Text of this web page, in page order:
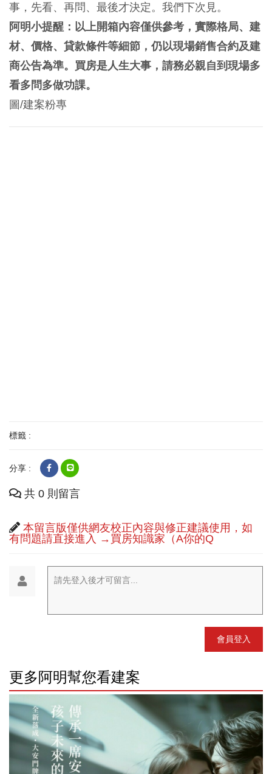
事，先看、再問、最後才決定。我們下次見。
阿明小提醒：以上開箱內容僅供參考，實際格局、建
材、價格、貸款條件等細節，仍以現場銷售合約及建
商公告為準。買房是人生大事，請務必親自到現場多
看多問多做功課。
圖/建案粉專
標籤 :
分享 :
共 0 則留言
本留言版僅供網友校正內容與修正建議使用，如
有問題請直接進入 →買房知識家（A你的Q
請先登入後才可留言...
會員登入
更多阿明幫您看建案